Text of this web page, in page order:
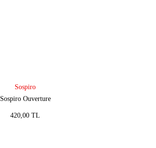
Sospiro
Sospiro Ouverture
420,00 TL